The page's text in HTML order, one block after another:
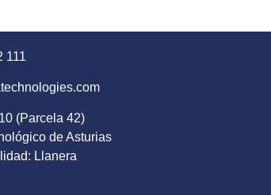
111
(Parcela 42)
de Asturias
Llanera